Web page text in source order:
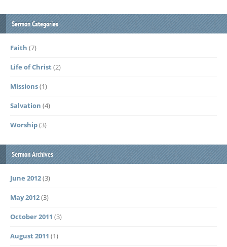
Sermon Categories
Faith (7)
Life of Christ(2)
Missions(1)
Salvation (4)
Worship(3)
Sermon Archives
June 2012(3)
May 2012(3)
October 2011 (3)
August 2011 (1)